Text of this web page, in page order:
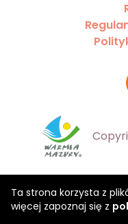
Ta strona korzysta z
więcej zapoznaj się z